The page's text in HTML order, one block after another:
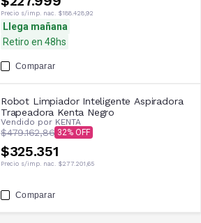
Precio s/imp. nac. $188.428,92
Llega mañana
Retiro en 48hs
Comparar
Robot Limpiador Inteligente Aspiradora
Trapeadora Kenta Negro
Vendido por KENTA
$479.162,86 32
$325.351
Precio s/imp. nac. $277.201,65
Comparar